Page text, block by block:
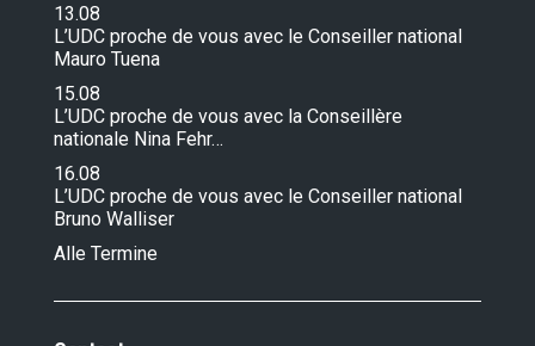
13.08
L’UDC proche de vous avec le Conseiller national
Mauro Tuena
15.08
L’UDC proche de vous avec la Conseillère
nationale Nina Fehr…
16.08
L’UDC proche de vous avec le Conseiller national
Bruno Walliser
Alle Termine